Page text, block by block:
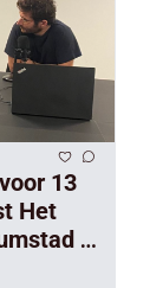
13
Het